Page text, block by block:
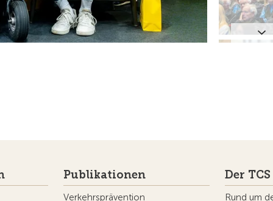
Publikationen
Verkehrsprävention
Der TCS
Rund um